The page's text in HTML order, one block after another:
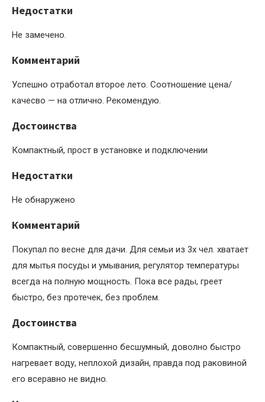
Недостатки
Не замечено.
Комментарий
Успешно отработал второе лето. Соотношение цена/
качесво — на отлично. Рекомендую.
Достоинства
Компактный, прост в установке и подключении
Недостатки
Не обнаружено
Комментарий
Покупал по весне для дачи. Для семьи из 3х чел. хватает
для мытья посуды и умывания, регулятор температуры
всегда на полную мощность. Пока все рады, греет
быстро, без протечек, без проблем.
Достоинства
Компактный, совершенно бесшумный, доволно быстро
нагревает воду, неплохой дизайн, правда под раковиной
его всеравно не видно.